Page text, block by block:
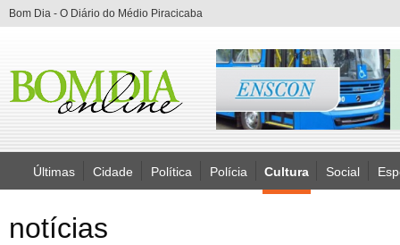
Bom Dia - O Diário do Médio Piracicaba
Últimas Cidade Política Polícia Cultura Social
notícias